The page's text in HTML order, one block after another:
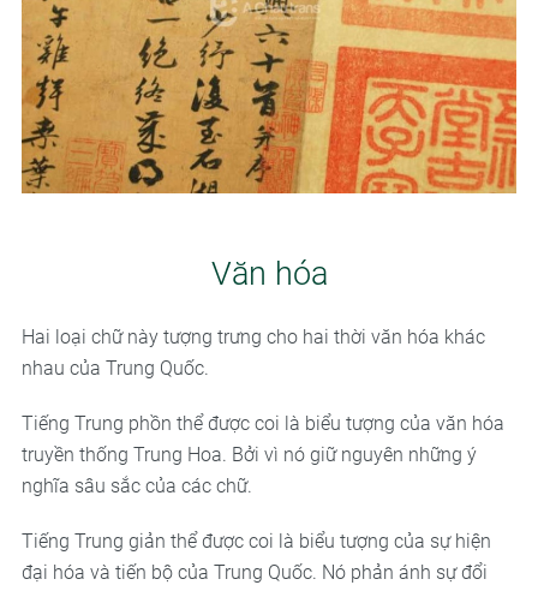
Văn hóa
Hai loại chữ này tượng trưng cho hai thời văn hóa khác
nhau của Trung Quốc.
Tiếng Trung phồn thể được coi là biểu tượng của văn hóa
truyền thống Trung Hoa. Bởi vì nó giữ nguyên những ý
nghĩa sâu sắc của các chữ.
Tiếng Trung giản thể được coi là biểu tượng của sự hiện
đại hóa và tiến bộ của Trung Quốc. Nó phản ánh sự đổi